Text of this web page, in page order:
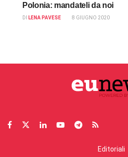
Polonia: mandateli da noi
DI LENA PAVESE 8 GIUGNO 2020
Editoriali